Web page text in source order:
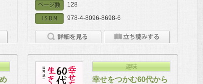
128
978-4-8096-8698-6
趣味
幸せをつかむ60代から